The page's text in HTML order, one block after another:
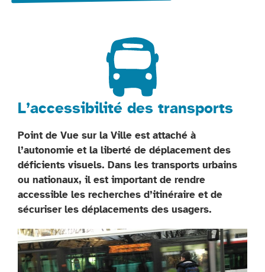
L’accessibilité des transports
Point de Vue sur la Ville est attaché à
l’autonomie et la liberté de déplacement des
déficients visuels. Dans les transports urbains
ou nationaux, il est important de rendre
accessible les recherches d’itinéraire et de
sécuriser les déplacements des usagers.